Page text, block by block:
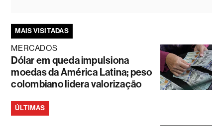
MAIS VISITADAS
MERCADOS
Dólar em queda impulsiona
moedas da América Latina; peso
colombiano lidera valorização
ÚLTIMAS